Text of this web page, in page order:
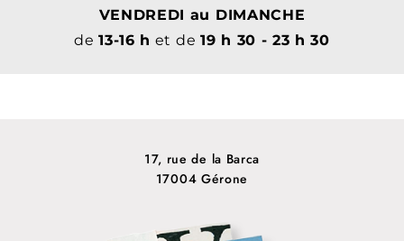
VENDREDI au DIMANCHE
de13-16 h et de 19 h 30 - 23 h 30
17, rue de la Barca
17004 Gérone